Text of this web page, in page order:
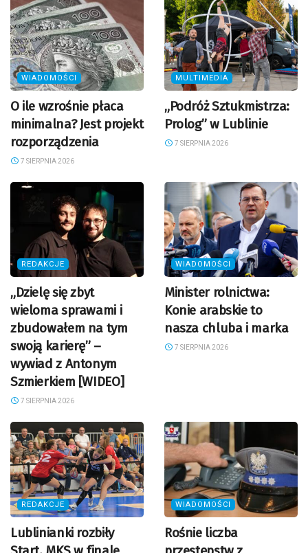
WIADOMOŚCI
O ile wzrośnie płaca
minimalna? Jest projekt
rozporządzenia
7 SIERPNIA 2026
MULTIMEDIA
„Podróż Sztukmistrza:
Prolog” w Lublinie
7 SIERPNIA 2026
REDAKCJE
„Dzielę się zbyt
wieloma sprawami i
zbudowałem na tym
swoją karierę” –
wywiad z Antonym
Szmierkiem [WIDEO]
7 SIERPNIA 2026
WIADOMOŚCI
Minister rolnictwa:
Konie arabskie to
nasza chluba i marka
7 SIERPNIA 2026
REDAKCJE
Lublinianki rozbiły
WIADOMOŚCI
Rośnie liczba